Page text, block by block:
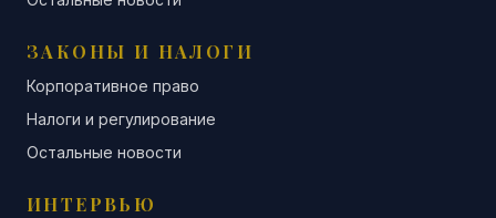
ЗАКОНЫ И НАЛОГИ
Корпоративное право
Налоги и регулирование
Остальные новости
ИНТЕРВЬЮ